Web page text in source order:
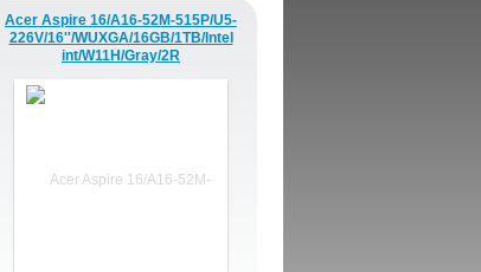
Acer Aspire 16/A16-52M-515P/U5-
226V/16''/WUXGA/16GB/1TB/Intel
int/W11H/Gray/2R